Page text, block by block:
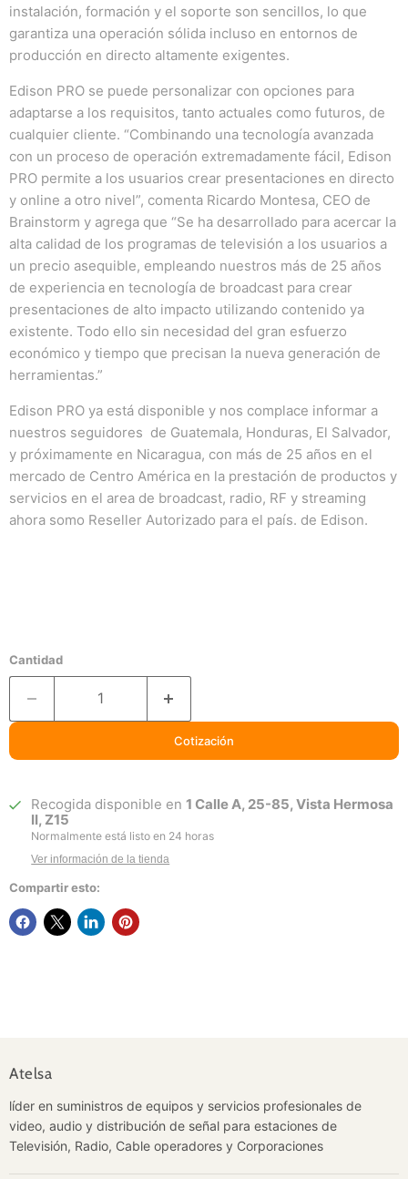
instalación, formación y el soporte son sencillos, lo que
garantiza una operación sólida incluso en entornos de
producción en directo altamente exigentes.
Edison PRO se puede personalizar con opciones para
adaptarse a los requisitos, tanto actuales como futuros, de
cualquier cliente. “Combinando una tecnología avanzada
con un proceso de operación extremadamente fácil, Edison
PRO permite a los usuarios crear presentaciones en directo
y online a otro nivel”, comenta Ricardo Montesa, CEO de
Brainstorm y agrega que “Se ha desarrollado para acercar la
alta calidad de los programas de televisión a los usuarios a
un precio asequible, empleando nuestros más de 25 años
de experiencia en tecnología de broadcast para crear
presentaciones de alto impacto utilizando contenido ya
existente. Todo ello sin necesidad del gran esfuerzo
económico y tiempo que precisan la nueva generación de
herramientas.”
Edison PRO ya está disponible y nos complace informar a
nuestros seguidores de Guatemala, Honduras, El Salvador,
y próximamente en Nicaragua, con más de 25 años en el
mercado de Centro América en la prestación de productos y
servicios en el area de broadcast, radio, RF y streaming
ahora somo Reseller Autorizado para el país. de Edison.
Cantidad
Cotización
Recogida disponible en1 Calle A, 25-85, Vista Hermosa
II, Z15
Normalmente está listo en 24 horas
Ver información de la tienda
Compartir esto:
Atelsa
líder en suministros de equipos y servicios profesionales de
video, audio y distribución de señal para estaciones de
Televisión, Radio, Cable operadores y Corporaciones